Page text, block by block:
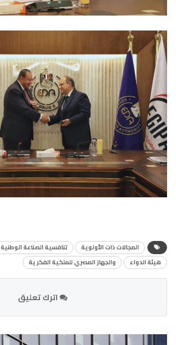
المجالات ذات الأولوية تنافسية الصناعة الوطنية
هيئة الدواء
والجهاز المصري للملكية الفكرية
اترك تعليق